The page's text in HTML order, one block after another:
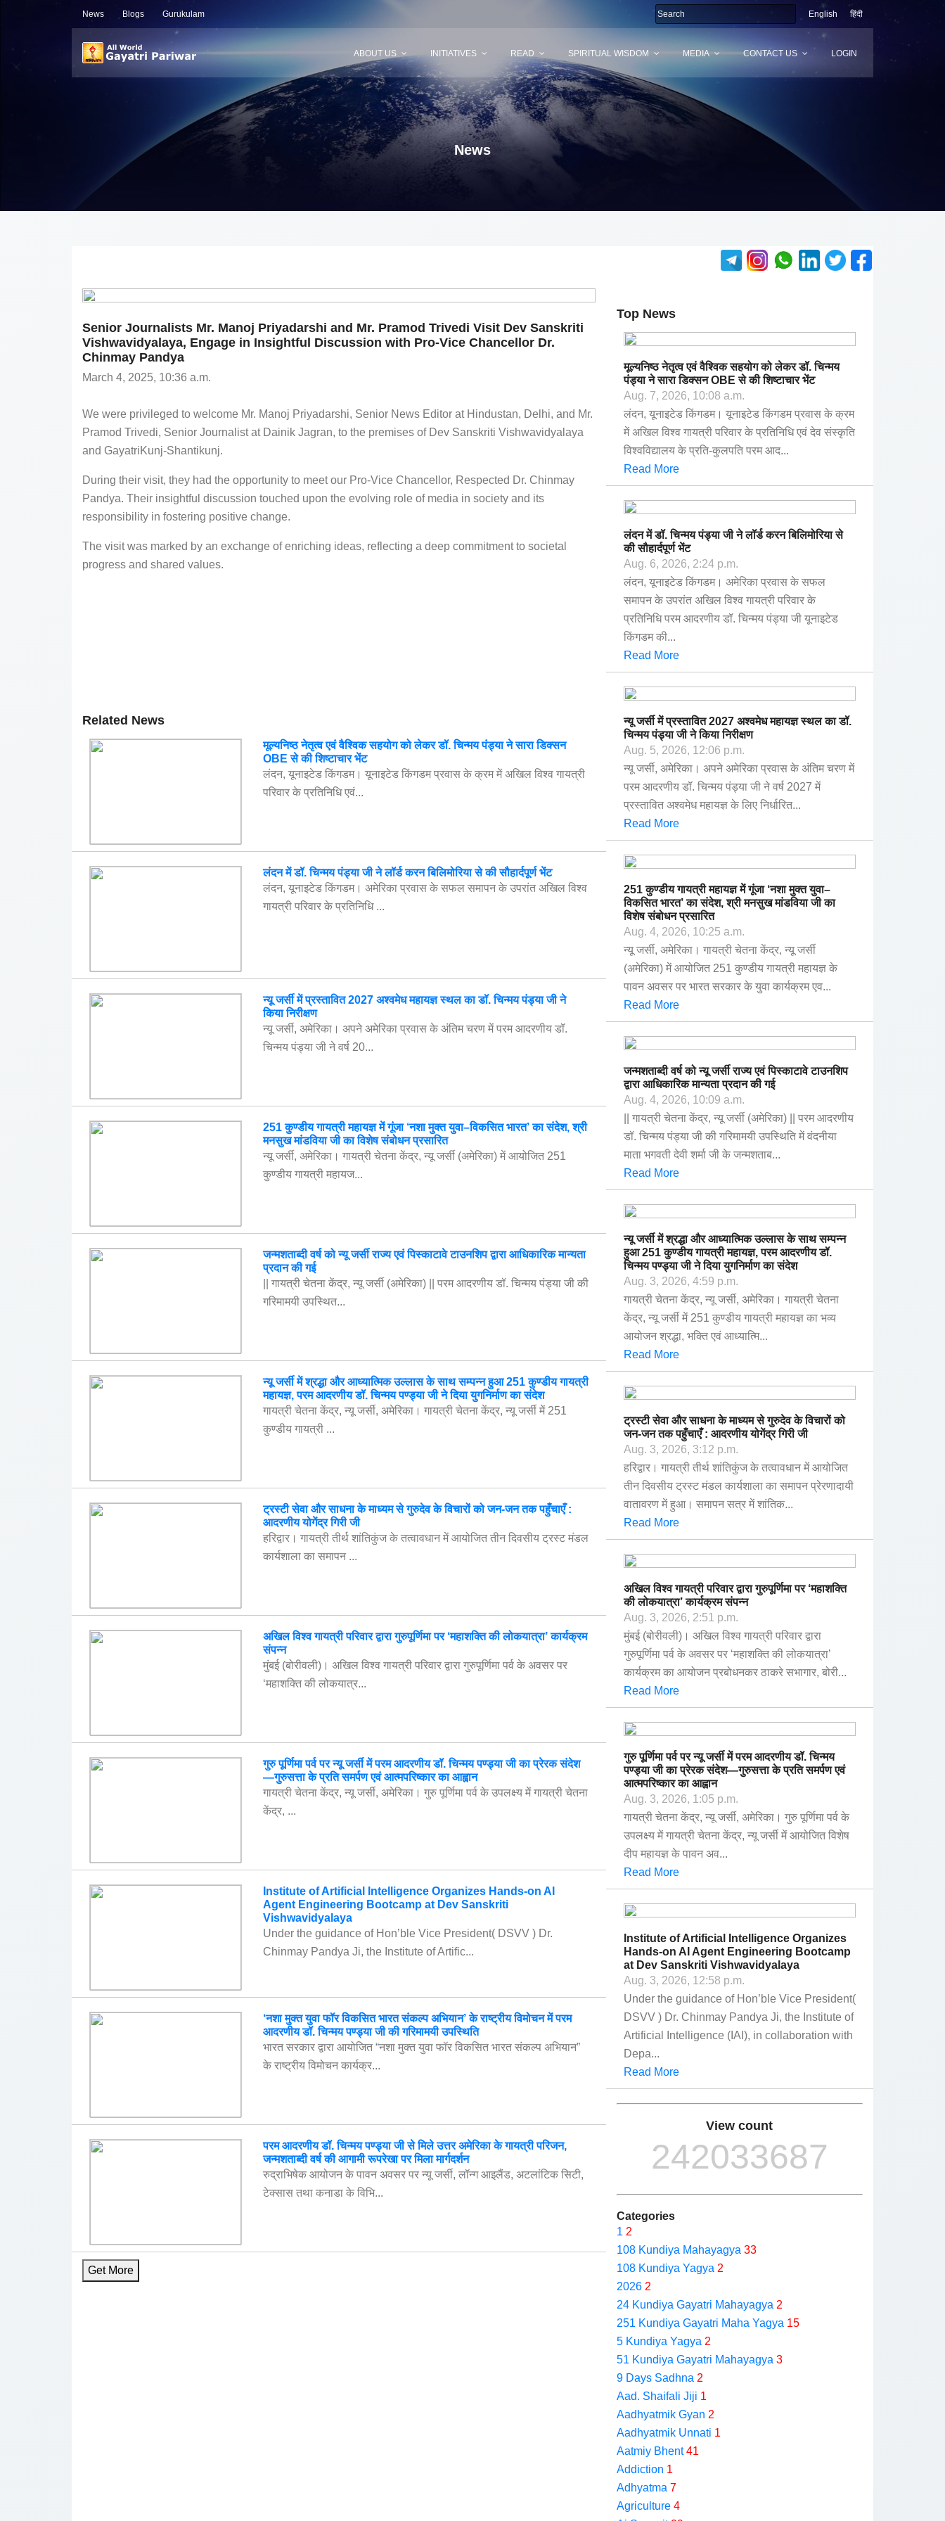
News Blogs Gurukulam English हिंदी
ABOUT US INITIATIVES READ SPIRITUAL WISDOM MEDIA CONTACT US LOGIN
News
Senior Journalists Mr. Manoj Priyadarshi and Mr. Pramod Trivedi Visit Dev Sanskriti
Vishwavidyalaya, Engage in Insightful Discussion with Pro-Vice Chancellor Dr.
Chinmay Pandya
March 4, 2025, 10:36 a.m.
We were privileged to welcome Mr. Manoj Priyadarshi, Senior News Editor at Hindustan, Delhi, and Mr.
Pramod Trivedi, Senior Journalist at Dainik Jagran, to the premises of Dev Sanskriti Vishwavidyalaya
and GayatriKunj-Shantikunj.
During their visit, they had the opportunity to meet our Pro-Vice Chancellor, Respected Dr. Chinmay
Pandya. Their insightful discussion touched upon the evolving role of media in society and its
responsibility in fostering positive change.
The visit was marked by an exchange of enriching ideas, reflecting a deep commitment to societal
progress and shared values.
Related News
मूल्यनिष्ठ नेतृत्व एवं वैश्विक सहयोग को लेकर डॉ. चिन्मय पंड्या ने सारा डिक्सन
OBE से की शिष्टाचार भेंट
लंदन, यूनाइटेड किंगडम। यूनाइटेड किंगडम प्रवास के क्रम में अखिल विश्व गायत्री
परिवार के प्रतिनिधि एवं...
लंदन में डॉ. चिन्मय पंड्या जी ने लॉर्ड करन बिलिमोरिया से की सौहार्दपूर्ण भेंट
लंदन, यूनाइटेड किंगडम। अमेरिका प्रवास के सफल समापन के उपरांत अखिल विश्व
गायत्री परिवार के प्रतिनिधि ...
न्यू जर्सी में प्रस्तावित 2027 अश्वमेध महायज्ञ स्थल का डॉ. चिन्मय पंड्या जी ने
किया निरीक्षण
न्यू जर्सी, अमेरिका। अपने अमेरिका प्रवास के अंतिम चरण में परम आदरणीय डॉ.
चिन्मय पंड्या जी ने वर्ष 20...
251 कुण्डीय गायत्री महायज्ञ में गूंजा ‘नशा मुक्त युवा–विकसित भारत’ का संदेश, श्री
मनसुख मांडविया जी का विशेष संबोधन प्रसारित
न्यू जर्सी, अमेरिका। गायत्री चेतना केंद्र, न्यू जर्सी (अमेरिका) में आयोजित 251
कुण्डीय गायत्री महायज...
जन्मशताब्दी वर्ष को न्यू जर्सी राज्य एवं पिस्काटावे टाउनशिप द्वारा आधिकारिक मान्यता
प्रदान की गई
|| गायत्री चेतना केंद्र, न्यू जर्सी (अमेरिका) || परम आदरणीय डॉ. चिन्मय पंड्या जी की
गरिमामयी उपस्थित...
न्यू जर्सी में श्रद्धा और आध्यात्मिक उल्लास के साथ सम्पन्न हुआ 251 कुण्डीय गायत्री
महायज्ञ, परम आदरणीय डॉ. चिन्मय पण्ड्या जी ने दिया युगनिर्माण का संदेश
गायत्री चेतना केंद्र, न्यू जर्सी, अमेरिका। गायत्री चेतना केंद्र, न्यू जर्सी में 251
कुण्डीय गायत्री ...
ट्रस्टी सेवा और साधना के माध्यम से गुरुदेव के विचारों को जन-जन तक पहुँचाएँ :
आदरणीय योगेंद्र गिरी जी
हरिद्वार। गायत्री तीर्थ शांतिकुंज के तत्वावधान में आयोजित तीन दिवसीय ट्रस्ट मंडल
कार्यशाला का समापन ...
अखिल विश्व गायत्री परिवार द्वारा गुरुपूर्णिमा पर ‘महाशक्ति की लोकयात्रा’ कार्यक्रम
संपन्न
मुंबई (बोरीवली)। अखिल विश्व गायत्री परिवार द्वारा गुरुपूर्णिमा पर्व के अवसर पर
‘महाशक्ति की लोकयात्र...
गुरु पूर्णिमा पर्व पर न्यू जर्सी में परम आदरणीय डॉ. चिन्मय पण्ड्या जी का प्रेरक संदेश
—गुरुसत्ता के प्रति समर्पण एवं आत्मपरिष्कार का आह्वान
गायत्री चेतना केंद्र, न्यू जर्सी, अमेरिका। गुरु पूर्णिमा पर्व के उपलक्ष्य में गायत्री चेतना
केंद्र, ...
Institute of Artificial Intelligence Organizes Hands-on AI
Agent Engineering Bootcamp at Dev Sanskriti
Vishwavidyalaya
Under the guidance of Hon’ble Vice President( DSVV ) Dr.
Chinmay Pandya Ji, the Institute of Artific...
‘नशा मुक्त युवा फॉर विकसित भारत संकल्प अभियान’ के राष्ट्रीय विमोचन में परम
आदरणीय डॉ. चिन्मय पण्ड्या जी की गरिमामयी उपस्थिति
भारत सरकार द्वारा आयोजित “नशा मुक्त युवा फॉर विकसित भारत संकल्प अभियान”
के राष्ट्रीय विमोचन कार्यक्र...
परम आदरणीय डॉ. चिन्मय पण्ड्या जी से मिले उत्तर अमेरिका के गायत्री परिजन,
जन्मशताब्दी वर्ष की आगामी रूपरेखा पर मिला मार्गदर्शन
रुद्राभिषेक आयोजन के पावन अवसर पर न्यू जर्सी, लॉन्ग आइलैंड, अटलांटिक सिटी,
टेक्सास तथा कनाडा के विभि...
Get More
Top News
मूल्यनिष्ठ नेतृत्व एवं वैश्विक सहयोग को लेकर डॉ. चिन्मय
पंड्या ने सारा डिक्सन OBE से की शिष्टाचार भेंट
Aug. 7, 2026, 10:08 a.m.
लंदन, यूनाइटेड किंगडम। यूनाइटेड किंगडम प्रवास के क्रम
में अखिल विश्व गायत्री परिवार के प्रतिनिधि एवं देव संस्कृति
विश्वविद्यालय के प्रति-कुलपति परम आद...
Read More
लंदन में डॉ. चिन्मय पंड्या जी ने लॉर्ड करन बिलिमोरिया से
की सौहार्दपूर्ण भेंट
Aug. 6, 2026, 2:24 p.m.
लंदन, यूनाइटेड किंगडम। अमेरिका प्रवास के सफल
समापन के उपरांत अखिल विश्व गायत्री परिवार के
प्रतिनिधि परम आदरणीय डॉ. चिन्मय पंड्या जी यूनाइटेड
किंगडम की...
Read More
न्यू जर्सी में प्रस्तावित 2027 अश्वमेध महायज्ञ स्थल का डॉ.
चिन्मय पंड्या जी ने किया निरीक्षण
Aug. 5, 2026, 12:06 p.m.
न्यू जर्सी, अमेरिका। अपने अमेरिका प्रवास के अंतिम चरण में
परम आदरणीय डॉ. चिन्मय पंड्या जी ने वर्ष 2027 में
प्रस्तावित अश्वमेध महायज्ञ के लिए निर्धारित...
Read More
251 कुण्डीय गायत्री महायज्ञ में गूंजा ‘नशा मुक्त युवा–
विकसित भारत’ का संदेश, श्री मनसुख मांडविया जी का
विशेष संबोधन प्रसारित
Aug. 4, 2026, 10:25 a.m.
न्यू जर्सी, अमेरिका। गायत्री चेतना केंद्र, न्यू जर्सी
(अमेरिका) में आयोजित 251 कुण्डीय गायत्री महायज्ञ के
पावन अवसर पर भारत सरकार के युवा कार्यक्रम एव...
Read More
जन्मशताब्दी वर्ष को न्यू जर्सी राज्य एवं पिस्काटावे टाउनशिप
द्वारा आधिकारिक मान्यता प्रदान की गई
Aug. 4, 2026, 10:09 a.m.
|| गायत्री चेतना केंद्र, न्यू जर्सी (अमेरिका) || परम आदरणीय
डॉ. चिन्मय पंड्या जी की गरिमामयी उपस्थिति में वंदनीया
माता भगवती देवी शर्मा जी के जन्मशताब...
Read More
न्यू जर्सी में श्रद्धा और आध्यात्मिक उल्लास के साथ सम्पन्न
हुआ 251 कुण्डीय गायत्री महायज्ञ, परम आदरणीय डॉ.
चिन्मय पण्ड्या जी ने दिया युगनिर्माण का संदेश
Aug. 3, 2026, 4:59 p.m.
गायत्री चेतना केंद्र, न्यू जर्सी, अमेरिका। गायत्री चेतना
केंद्र, न्यू जर्सी में 251 कुण्डीय गायत्री महायज्ञ का भव्य
आयोजन श्रद्धा, भक्ति एवं आध्यात्मि...
Read More
ट्रस्टी सेवा और साधना के माध्यम से गुरुदेव के विचारों को
जन-जन तक पहुँचाएँ : आदरणीय योगेंद्र गिरी जी
Aug. 3, 2026, 3:12 p.m.
हरिद्वार। गायत्री तीर्थ शांतिकुंज के तत्वावधान में आयोजित
तीन दिवसीय ट्रस्ट मंडल कार्यशाला का समापन प्रेरणादायी
वातावरण में हुआ। समापन सत्र में शांतिक...
Read More
अखिल विश्व गायत्री परिवार द्वारा गुरुपूर्णिमा पर ‘महाशक्ति
की लोकयात्रा’ कार्यक्रम संपन्न
Aug. 3, 2026, 2:51 p.m.
मुंबई (बोरीवली)। अखिल विश्व गायत्री परिवार द्वारा
गुरुपूर्णिमा पर्व के अवसर पर ‘महाशक्ति की लोकयात्रा’
कार्यक्रम का आयोजन प्रबोधनकर ठाकरे सभागार, बोरी...
Read More
गुरु पूर्णिमा पर्व पर न्यू जर्सी में परम आदरणीय डॉ. चिन्मय
पण्ड्या जी का प्रेरक संदेश—गुरुसत्ता के प्रति समर्पण एवं
आत्मपरिष्कार का आह्वान
Aug. 3, 2026, 1:05 p.m.
गायत्री चेतना केंद्र, न्यू जर्सी, अमेरिका। गुरु पूर्णिमा पर्व के
उपलक्ष्य में गायत्री चेतना केंद्र, न्यू जर्सी में आयोजित विशेष
दीप महायज्ञ के पावन अव...
Read More
Institute of Artificial Intelligence Organizes
Hands-on AI Agent Engineering Bootcamp
at Dev Sanskriti Vishwavidyalaya
Aug. 3, 2026, 12:58 p.m.
Under the guidance of Hon’ble Vice President(
DSVV ) Dr. Chinmay Pandya Ji, the Institute of
Artificial Intelligence (IAI), in collaboration with
Depa...
Read More
View count
242033687
Categories
1 2
108 Kundiya Mahayagya 33
108 Kundiya Yagya 2
2026 2
24 Kundiya Gayatri Mahayagya 2
251 Kundiya Gayatri Maha Yagya 15
5 Kundiya Yagya 2
51 Kundiya Gayatri Mahayagya 3
9 Days Sadhna 2
Aad. Shaifali Jiji 1
Aadhyatmik Gyan 2
Aadhyatmik Unnati 1
Aatmiy Bhent 41
Addiction 1
Adhyatma 7
Agriculture 4